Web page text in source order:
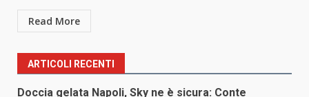
Read More
ARTICOLI RECENTI
Doccia gelata Napoli, Sky ne è sicura: Conte